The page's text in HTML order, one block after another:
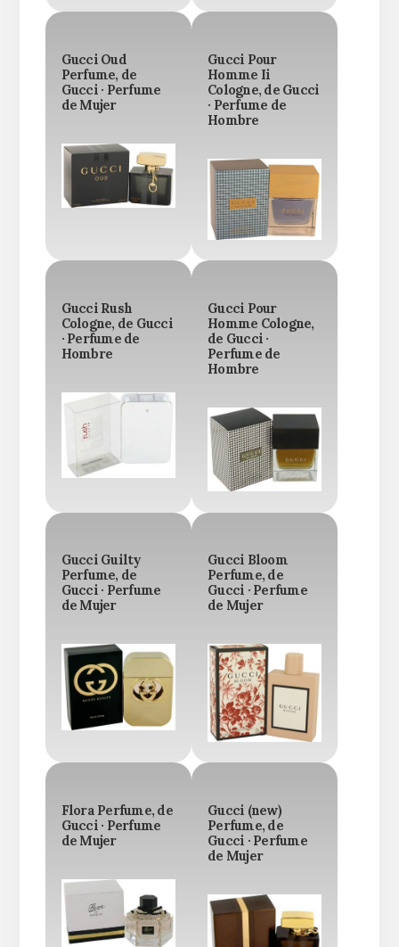
Gucci Oud
Perfume, de
Gucci · Perfume
de Mujer
Gucci Pour
Homme Ii
Cologne, de Gucci
· Perfume de
Hombre
Gucci Rush
Cologne, de Gucci
· Perfume de
Hombre
Gucci Pour
Homme Cologne,
de Gucci ·
Perfume de
Hombre
Gucci Guilty
Perfume, de
Gucci · Perfume
de Mujer
Gucci Bloom
Perfume, de
Gucci · Perfume
de Mujer
Flora Perfume, de
Gucci · Perfume
de Mujer
Gucci (new)
Perfume, de
Gucci · Perfume
de Mujer